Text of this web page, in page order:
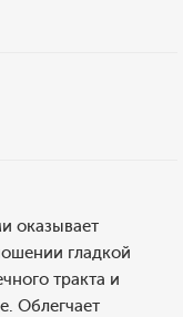
оказывает
гладкой
тракта и
Облегчает